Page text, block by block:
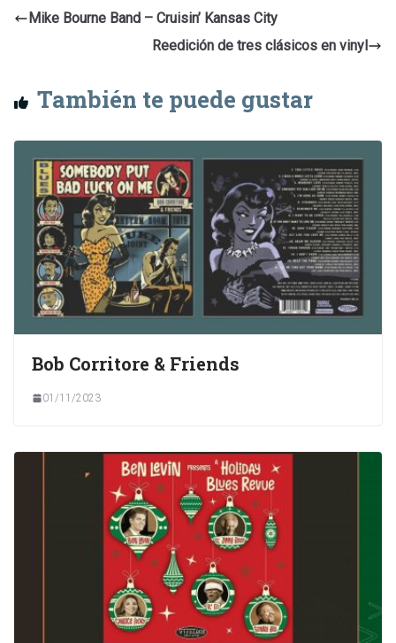
Mike Bourne Band – Cruisin’ Kansas City
Reedición de tres clásicos en vinyl
También te puede gustar
Bob Corritore & Friends
01/11/2023